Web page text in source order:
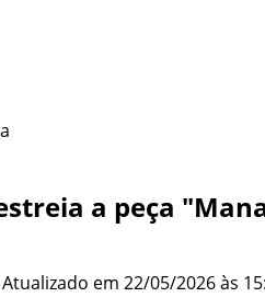
a peça
Atualizado em 22/05/2026 às